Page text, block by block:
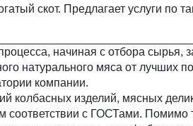
скот. Предлагает услуги
начиная с отбора сырья,
натурального мяса от
компании.
колбасных изделий, мясных
соответствии с ГОСТами.